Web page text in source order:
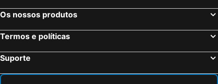
Os nossos produtos
Termos e políticas
Suporte